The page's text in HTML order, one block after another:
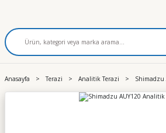
Anasayfa Terazi Analitik Terazi Shimadzu